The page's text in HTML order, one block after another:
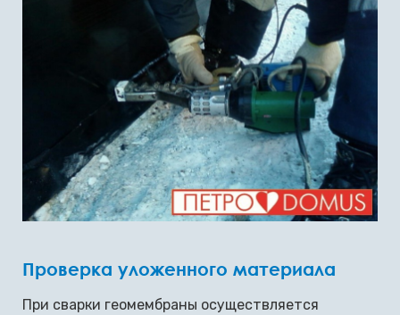
Проверка уложенного материала
При сварки геомембраны осуществляется